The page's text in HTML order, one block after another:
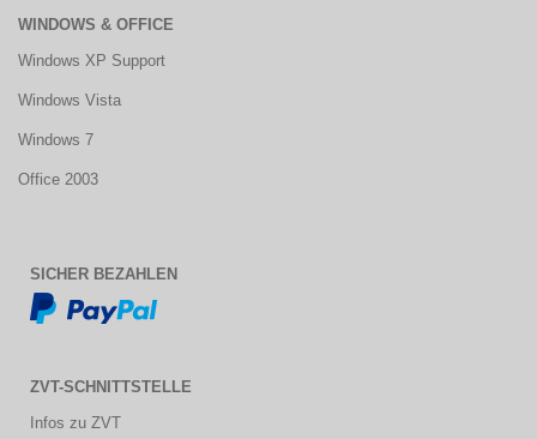
WINDOWS & OFFICE
Windows XP Support
Windows Vista
Windows 7
Office 2003
SICHER BEZAHLEN
ZVT-SCHNITTSTELLE
Infos zu ZVT